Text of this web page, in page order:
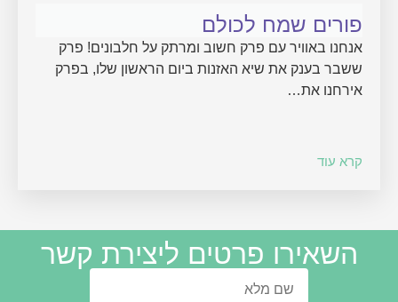
פורים שמח לכולם
אנחנו באוויר עם פרק חשוב ומרתק על חלבונים! פרק
ששבר בענק את שיא האזנות ביום הראשון שלו, בפרק
אירחנו את…
קרא עוד
השאירו פרטים ליצירת קשר